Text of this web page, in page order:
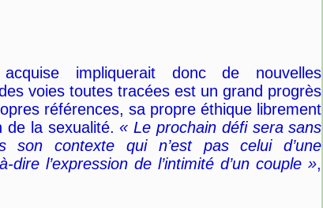
impliquerait donc de nouvelles
voies toutes tracées est un grand progrès
références, sa propre éthique librement
de la sexualité.« Le prochain défi sera sans
son contexte qui n’est pas celui d’une
dire l’expression de l’intimité d’un couple »,